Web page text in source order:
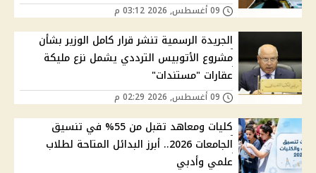
الجريدة الرسمية تنشر قرار كامل الوزير بشأن
مشروع الأتوبيس الترددي يشمل نزع مليكة
عقارات "مستندات"
كليات ومعاهد تقبل من 55% في تنسيق
الجامعات 2026.. أبرز البدائل المتاحة لطلاب
علمي وأدبي